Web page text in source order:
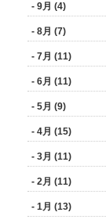
- 9月 (4)
- 8月 (7)
- 7月 (11)
- 6月 (11)
- 5月 (9)
- 4月 (15)
- 3月 (11)
- 2月 (11)
- 1月 (13)